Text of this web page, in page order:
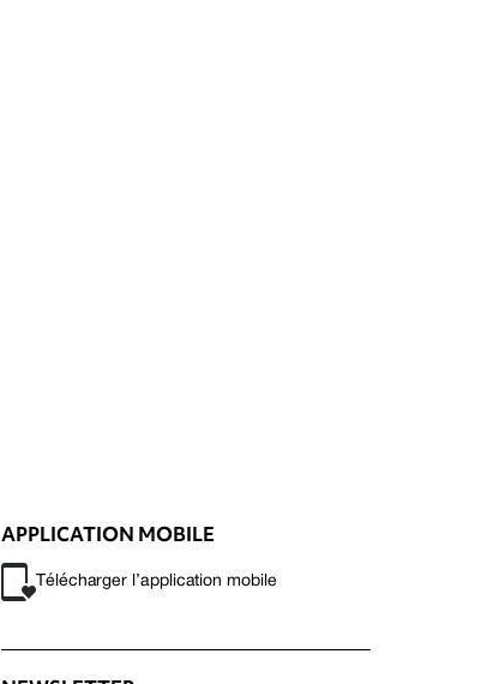
APPLICATION MOBILE
Télécharger l’application mobile